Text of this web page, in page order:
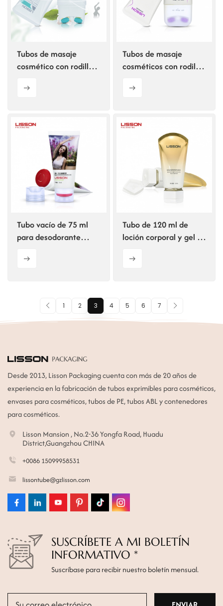
Tubos de masaje
cosmético con rodillos
150 ml
Tubos de masaje
cosméticos con rodillos
personalizados
Tubo vacío de 75 ml
para desodorante
para axilas.
Tubo de 120 ml de
loción corporal y gel de
envasada en tubo
1 2 3 4 5 6 7
Desde 2013, Lisson Packaging cuenta con más de 20 años de
experiencia en la fabricación de tubos exprimibles para cosméticos,
envases para cosméticos, tubos de PE, tubos ABL y contenedores
para cosméticos.
Lisson Mansion , No.2-36 Yongfa Road, Huadu
District,Guangzhou CHINA
+0086 15099958531
lissontube@gzlisson.com
SUSCRÍBETE A MI BOLETÍN
INFORMATIVO *
Suscríbase para recibir nuestro boletín mensual.